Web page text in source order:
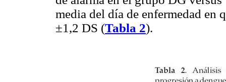
media del día de enfermedad en
±1,2 DS (Tabla 2).